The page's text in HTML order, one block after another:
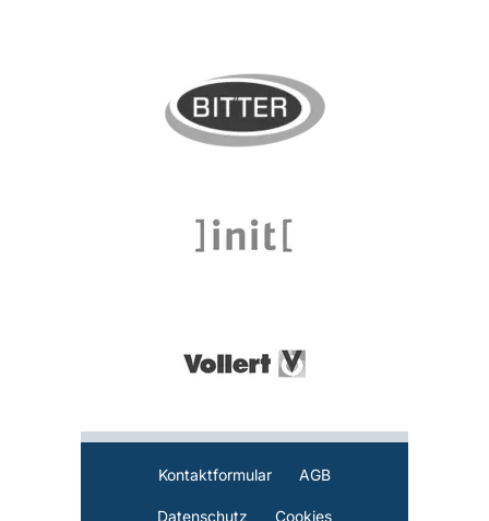
Kontaktformular AGB
Datenschutz Cookies